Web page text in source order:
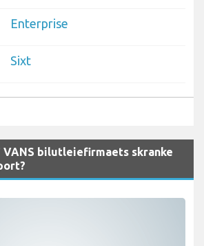
Enterprise
Sixt
VANS bilutleiefirmaets skranke